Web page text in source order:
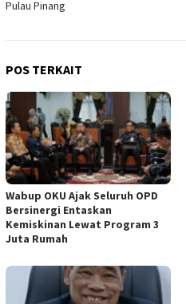
Pulau Pinang
POS TERKAIT
Wabup OKU Ajak Seluruh OPD
Bersinergi Entaskan
Kemiskinan Lewat Program 3
Juta Rumah